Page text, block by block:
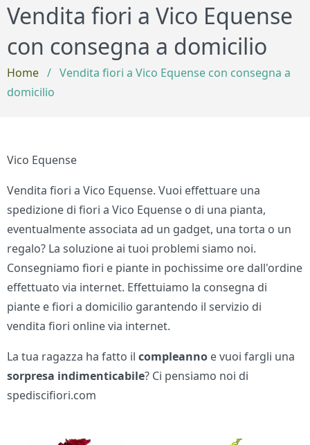
Vendita fiori a Vico Equense
con consegna a domicilio
Home / Vendita fiori a Vico Equense con consegna a
domicilio
Vico Equense
Vendita fiori a Vico Equense. Vuoi effettuare una
spedizione di fiori a Vico Equense o di una pianta,
eventualmente associata ad un gadget, una torta o un
regalo? La soluzione ai tuoi problemi siamo noi.
Consegniamo fiori e piante in pochissime ore dall'ordine
effettuato via internet. Effettuiamo la consegna di
piante e fiori a domicilio garantendo il servizio di
vendita fiori online via internet.
La tua ragazza ha fatto ilcompleanno e vuoi fargli una
sorpresa indimenticabile? Ci pensiamo noi di
spediscifiori.com